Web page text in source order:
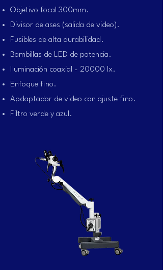
Objetivo focal 300mm.
Divisor de ases (salida de video).
Fusibles de alta durabilidad.
Bombillas de LED de potencia.
Iluminación coaxial - 20000 lx.
Enfoque fino.
Apdaptador de video con ajuste fino.
Filtro verde y azul.